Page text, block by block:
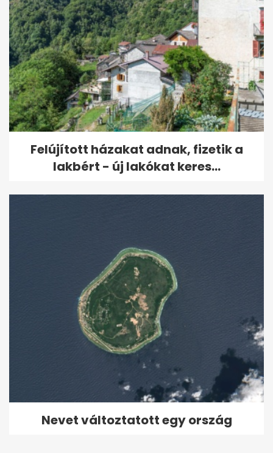
Felújított házakat adnak, fizetik a
lakbért - új lakókat keres...
Nevet változtatott egy ország